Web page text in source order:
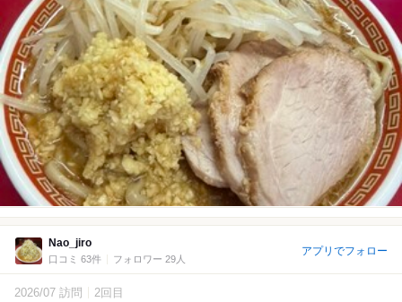
Nao_jiro
口コミ 63件 フォロワー 29人
アプリでフォロー
2026/07 訪問 2回目